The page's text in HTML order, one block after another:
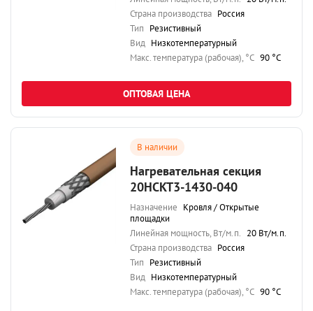
Страна производства Россия
Тип Резистивный
Вид Низкотемпературный
Maкс. температура (рабочая), °C 90 °C
ОПТОВАЯ ЦЕНА
В наличии
Нагревательная секция
20НСКТ3-1430-040
Назначение Кровля / Открытые
площадки
Линейная мощность, Вт/м.п. 20 Вт/м.п.
Страна производства Россия
Тип Резистивный
Вид Низкотемпературный
Maкс. температура (рабочая), °C 90 °C